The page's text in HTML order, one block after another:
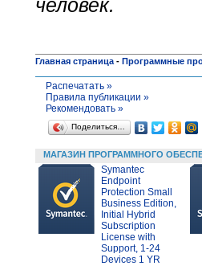
человек.
Главная страница - Программные
Распечатать »
Правила публикации »
Рекомендовать »
Поделиться…
МАГАЗИН ПРОГРАММНОГО
Symantec
Endpoint
Protection Small
Business Edition,
Initial Hybrid
Subscription
License with
Support, 1-24
Devices 1 YR